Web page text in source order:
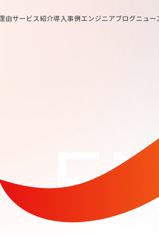
由サービス紹介導入事例エンジニアブログニュー